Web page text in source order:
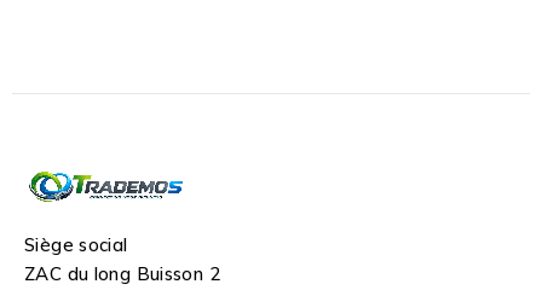
Siège social
ZAC du long Buisson 2